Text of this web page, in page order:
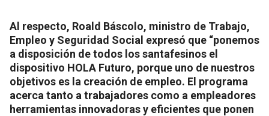
Al respecto, Roald Báscolo, ministro de Trabajo,
Empleo y Seguridad Social expresó que “ponemos
a disposición de todos los santafesinos el
dispositivo HOLA Futuro, porque uno de nuestros
objetivos es la creación de empleo. El programa
acerca tanto a trabajadores como a empleadores
herramientas innovadoras y eficientes que ponen